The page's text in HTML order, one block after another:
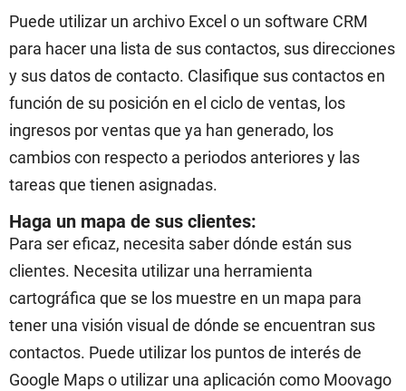
Puede utilizar un archivo Excel o un software CRM
para hacer una lista de sus contactos, sus direcciones
y sus datos de contacto. Clasifique sus contactos en
función de su posición en el ciclo de ventas, los
ingresos por ventas que ya han generado, los
cambios con respecto a periodos anteriores y las
tareas que tienen asignadas.
Haga un mapa de sus clientes:
Para ser eficaz, necesita saber dónde están sus
clientes. Necesita utilizar una herramienta
cartográfica que se los muestre en un mapa para
tener una visión visual de dónde se encuentran sus
contactos. Puede utilizar los puntos de interés de
Google Maps o utilizar una aplicación como Moovago